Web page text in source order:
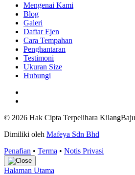
Mengenai Kami
Blog
Galeri
Daftar Ejen
Cara Tempahan
Penghantaran
Testimoni
Ukuran Size
Hubungi
© 2026 Hak Cipta Terpelihara
Dimiliki oleh Mafeya Sdn Bhd
Penafian • Terma • Notis Privasi
Halaman Utama